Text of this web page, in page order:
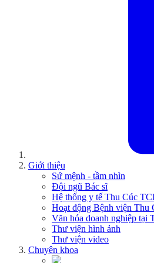
Giới thiệu
Sứ mệnh - tầm nhìn
Đội ngũ Bác sĩ
Hệ thống y tế Thu Cúc
Hoạt động Bệnh viện Thu
Văn hóa doanh nghiệp tại
Thư viện hình ảnh
Thư viện video
Chuyên khoa